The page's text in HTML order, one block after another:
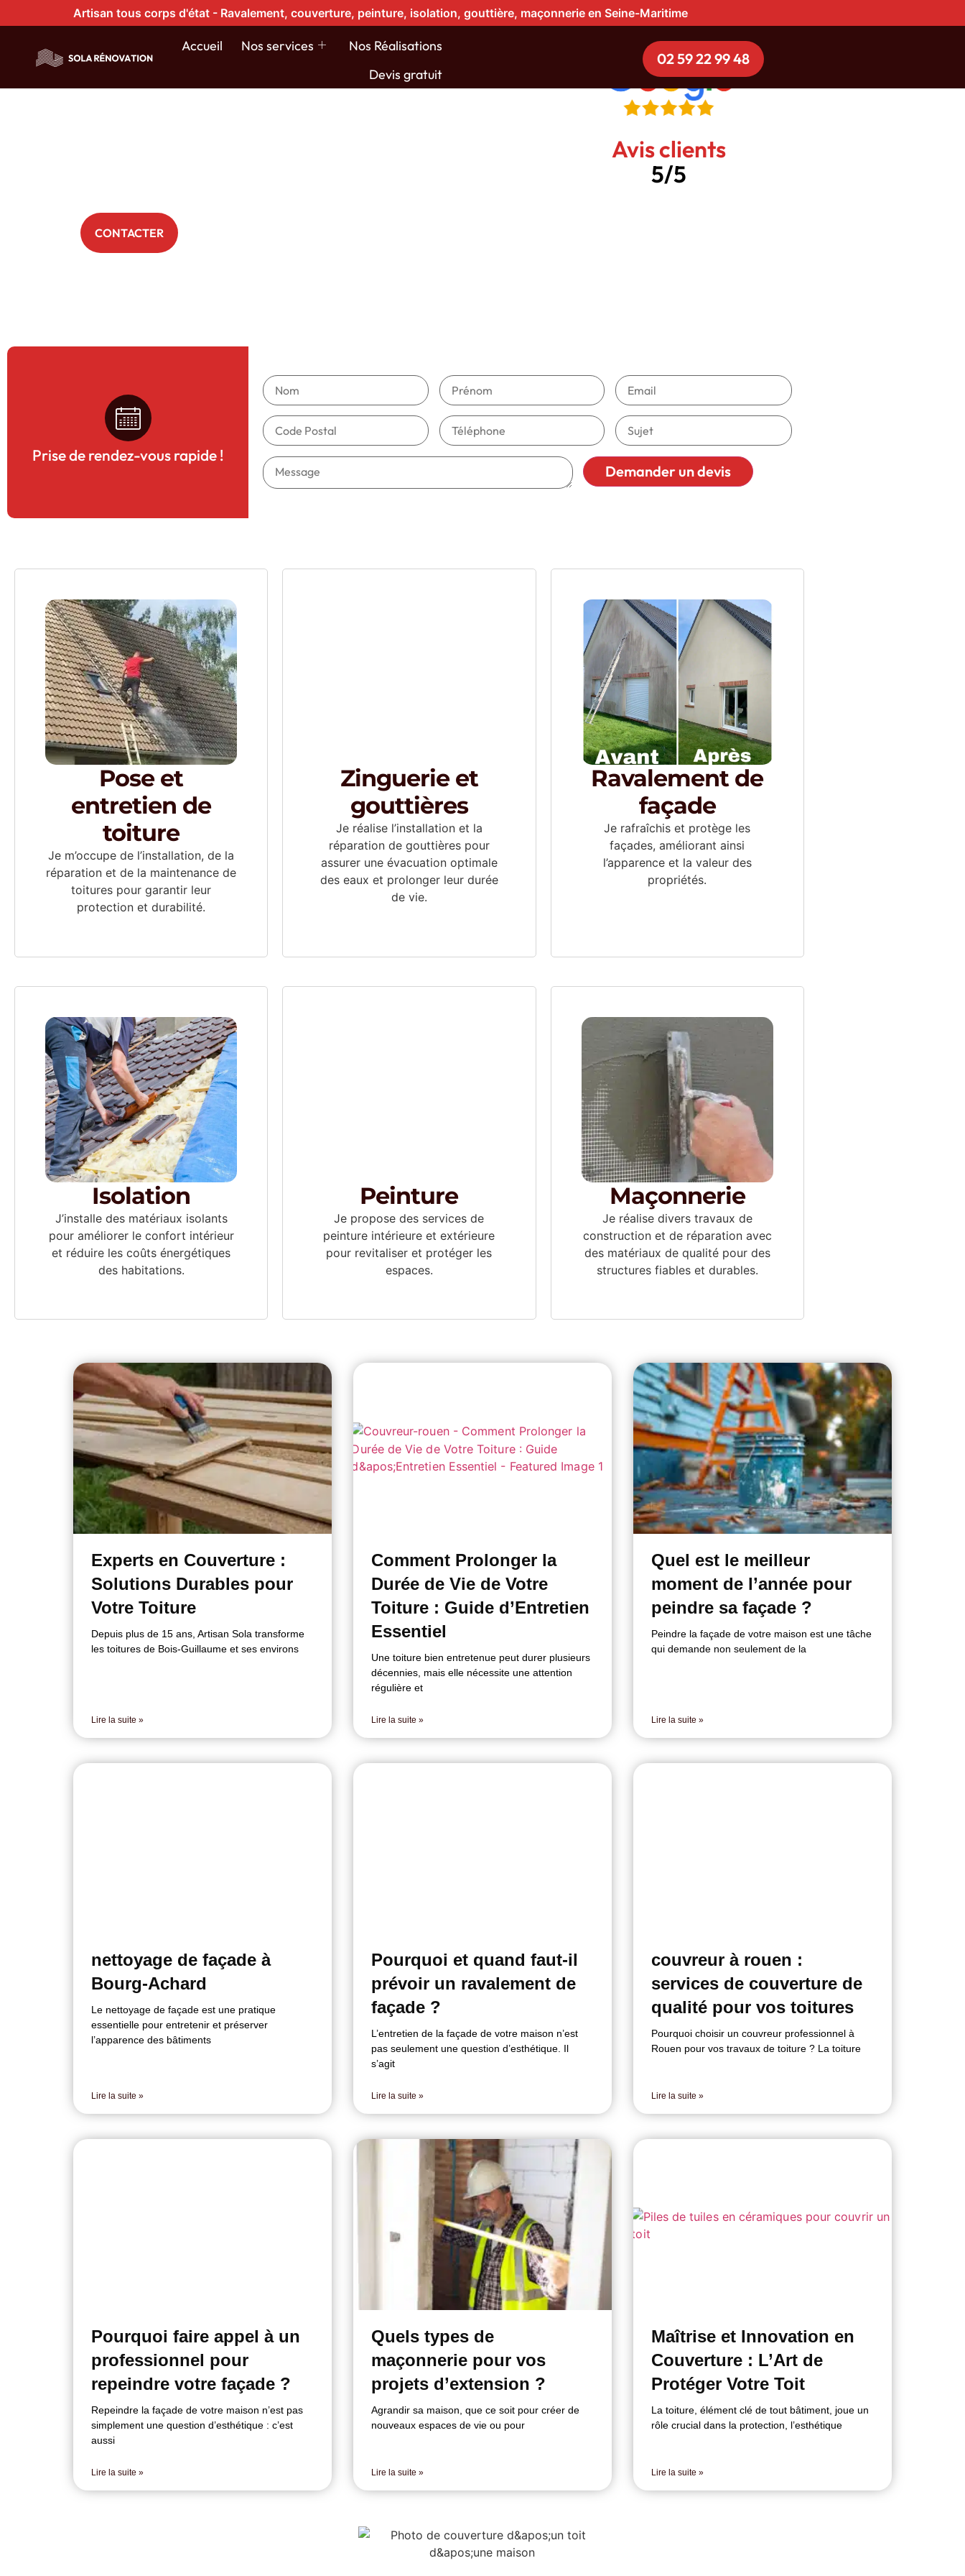
Artisan tous corps d'état - Ravalement, couverture, peinture, isolation, gouttière, maçonnerie en Seine-Maritime
Accueil Nos services
Nos Réalisations
Devis gratuit
02 59 22 99 48
Traitement anti-
mousse toiture à
CONTACTER
Avis clients
5/5
Prise de rendez-vous rapide !
Pose et
entretien de
toiture
Je m’occupe de l’installation, de la
réparation et de la maintenance de
toitures pour garantir leur
protection et durabilité.
Zinguerie et
gouttières
Je réalise l’installation et la
réparation de gouttières pour
assurer une évacuation optimale
des eaux et prolonger leur durée
de vie.
Ravalement de
façade
Je rafraîchis et protège les
façades, améliorant ainsi
l’apparence et la valeur des
propriétés.
Isolation
J’installe des matériaux isolants
pour améliorer le confort intérieur
et réduire les coûts énergétiques
des habitations.
Peinture
Je propose des services de
peinture intérieure et extérieure
pour revitaliser et protéger les
espaces.
Maçonnerie
Je réalise divers travaux de
construction et de réparation avec
des matériaux de qualité pour des
structures fiables et durables.
Experts en Couverture :
Solutions Durables pour
Votre Toiture
Depuis plus de 15 ans, Artisan Sola transforme
les toitures de Bois-Guillaume et ses environs
Lire la suite »
Comment Prolonger la
Durée de Vie de Votre
Toiture : Guide d’Entretien
Essentiel
Une toiture bien entretenue peut durer plusieurs
décennies, mais elle nécessite une attention
régulière et
Lire la suite »
Quel est le meilleur
moment de l’année pour
peindre sa façade ?
Peindre la façade de votre maison est une tâche
qui demande non seulement de la
Lire la suite »
nettoyage de façade à
Bourg-Achard
Le nettoyage de façade est une pratique
essentielle pour entretenir et préserver
l’apparence des bâtiments
Lire la suite »
Pourquoi et quand faut-il
prévoir un ravalement de
façade ?
L’entretien de la façade de votre maison n’est
pas seulement une question d’esthétique. Il
s’agit
Lire la suite »
couvreur à rouen :
services de couverture de
qualité pour vos toitures
Pourquoi choisir un couvreur professionnel à
Rouen pour vos travaux de toiture ? La toiture
Lire la suite »
Pourquoi faire appel à un
professionnel pour
repeindre votre façade ?
Repeindre la façade de votre maison n’est pas
simplement une question d’esthétique : c’est
aussi
Lire la suite »
Quels types de
maçonnerie pour vos
projets d’extension ?
Agrandir sa maison, que ce soit pour créer de
nouveaux espaces de vie ou pour
Lire la suite »
Maîtrise et Innovation en
Couverture : L’Art de
Protéger Votre Toit
La toiture, élément clé de tout bâtiment, joue un
rôle crucial dans la protection, l’esthétique
Lire la suite »